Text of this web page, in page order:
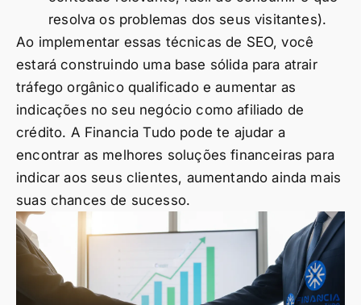
resolva os problemas dos seus visitantes).
Ao implementar essas técnicas de SEO, você
estará construindo uma base sólida para atrair
tráfego orgânico qualificado e aumentar as
indicações no seu negócio como afiliado de
crédito. A Financia Tudo pode te ajudar a
encontrar as melhores soluções financeiras para
indicar aos seus clientes, aumentando ainda mais
suas chances de sucesso.